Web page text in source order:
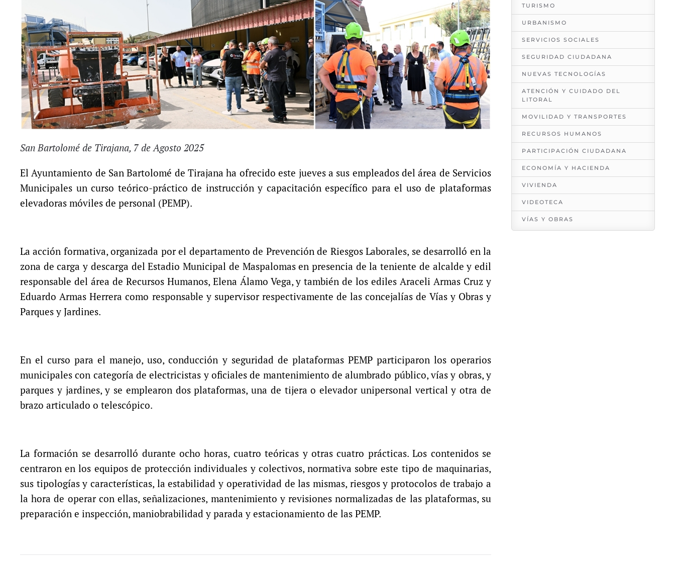
San Bartolomé de Tirajana, 7 de Agosto 2025
El Ayuntamiento de San Bartolomé de Tirajana ha ofrecido este jueves a sus empleados del área de Servicios
Municipales un curso teórico-práctico de instrucción y capacitación específico para el uso de plataformas
elevadoras móviles de personal (PEMP).
La acción formativa, organizada por el departamento de Prevención de Riesgos Laborales, se desarrolló en la
zona de carga y descarga del Estadio Municipal de Maspalomas en presencia de la teniente de alcalde y edil
responsable del área de Recursos Humanos, Elena Álamo Vega, y también de los ediles Araceli Armas Cruz y
Eduardo Armas Herrera como responsable y supervisor respectivamente de las concejalías de Vías y Obras y
Parques y Jardines.
En el curso para el manejo, uso, conducción y seguridad de plataformas PEMP participaron los operarios
municipales con categoría de electricistas y oficiales de mantenimiento de alumbrado público, vías y obras, y
parques y jardines, y se emplearon dos plataformas, una de tijera o elevador unipersonal vertical y otra de
brazo articulado o telescópico.
La formación se desarrolló durante ocho horas, cuatro teóricas y otras cuatro prácticas. Los contenidos se
centraron en los equipos de protección individuales y colectivos, normativa sobre este tipo de maquinarias,
sus tipologías y características, la estabilidad y operatividad de las mismas, riesgos y protocolos de trabajo a
la hora de operar con ellas, señalizaciones, mantenimiento y revisiones normalizadas de las plataformas, su
preparación e inspección, maniobrabilidad y parada y estacionamiento de las PEMP.
TURISMO
URBANISMO
SERVICIOS SOCIALES
SEGURIDAD CIUDADANA
NUEVAS TECNOLOGÍAS
ATENCIÓN Y CUIDADO DEL
LITORAL
MOVILIDAD Y TRANSPORTES
RECURSOS HUMANOS
PARTICIPACIÓN CIUDADANA
ECONOMÍA Y HACIENDA
VIVIENDA
VIDEOTECA
VÍAS Y OBRAS